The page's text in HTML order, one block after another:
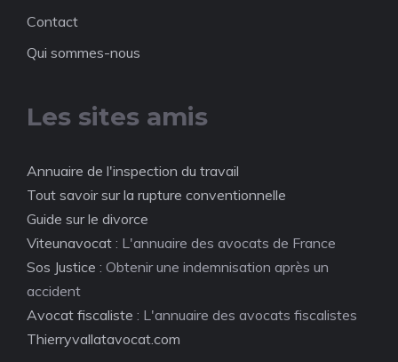
Contact
Qui sommes-nous
Les sites amis
Annuaire de l'inspection du travail
Tout savoir sur la rupture conventionnelle
Guide sur le divorce
Viteunavocat : L'annuaire des avocats de France
Sos Justice : Obtenir une indemnisation après un
accident
Avocat fiscaliste : L'annuaire des avocats fiscalistes
Thierryvallatavocat.com